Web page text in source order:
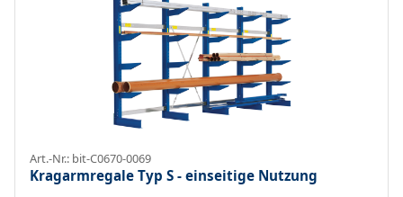
Art.-Nr.: bit-C0670-0069
Kragarmregale Typ S - einseitige Nutzung